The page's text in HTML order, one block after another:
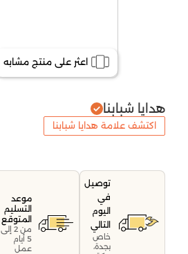
اعثر على منتج مشابه
هدايا شبابنا
اكتشف علامة هدايا شبابنا
توصيل
في
اليوم
التالي
خاص
بجدة،
موعد
التسليم
المتوقع
من 2 إلى
5 أيام
عمل